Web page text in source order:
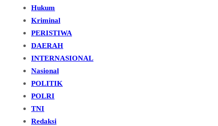
Hukum
Kriminal
PERISTIWA
DAERAH
INTERNASIONAL
Nasional
POLITIK
POLRI
TNI
Redaksi